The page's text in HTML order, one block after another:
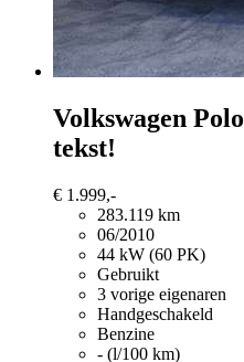
Volkswagen Polo
tekst!
€ 1.999,-
283.119 km
06/2010
44 kW (60 PK)
Gebruikt
3 vorige eigenaren
Handgeschakeld
Benzine
- (l/100 km)